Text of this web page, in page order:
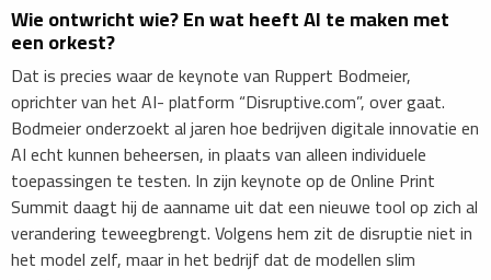
Wie ontwricht wie? En wat heeft AI te maken met
een orkest?
Dat is precies waar de keynote van Ruppert Bodmeier,
oprichter van het AI- platform “Disruptive.com”, over gaat.
Bodmeier onderzoekt al jaren hoe bedrijven digitale innovatie en
AI echt kunnen beheersen, in plaats van alleen individuele
toepassingen te testen. In zijn keynote op de Online Print
Summit daagt hij de aanname uit dat een nieuwe tool op zich al
verandering teweegbrengt. Volgens hem zit de disruptie niet in
het model zelf, maar in het bedrijf dat de modellen slim